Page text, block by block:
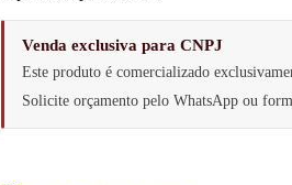
Venda exclusiva para CNPJ
Este produto é comercializado
Solicite orçamento pelo WhatsApp ou